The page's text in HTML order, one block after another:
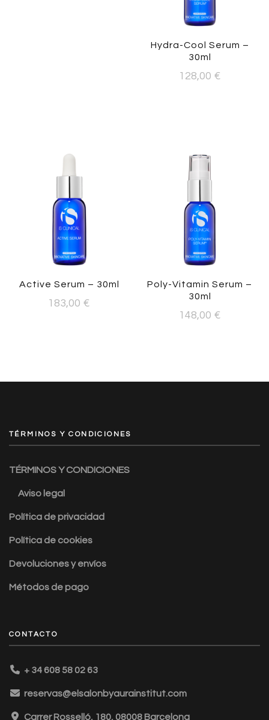
Hydra-Cool Serum –
30ml
128,00 €
Active Serum – 30ml
183,00 €
Poly-Vitamin Serum –
30ml
148,00 €
TÉRMINOS Y CONDICIONES
TÉRMINOS Y CONDICIONES
Aviso legal
Política de privacidad
Política de cookies
Devoluciones y envíos
Métodos de pago
CONTACTO
+ 34 608 58 02 63
reservas@elsalonbyaurainstitut.com
Carrer Rosselló, 180, 08008 Barcelona